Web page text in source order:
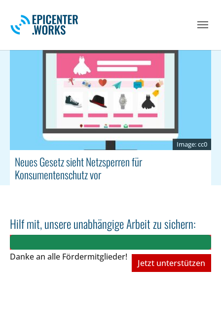
cc0
Neues Gesetz sieht Netzsperren für
Konsumentenschutz vor
Hilf mit, unsere unabhängige Arbeit zu sichern:
Danke an alle Fördermitglieder!
Jetzt unterstützen